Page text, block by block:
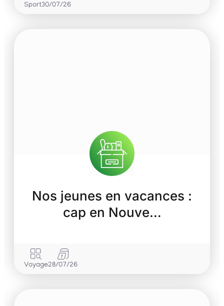
Sport30/07/26
Nos jeunes en vacances :
cap en Nouve…
Voyage28/07/26